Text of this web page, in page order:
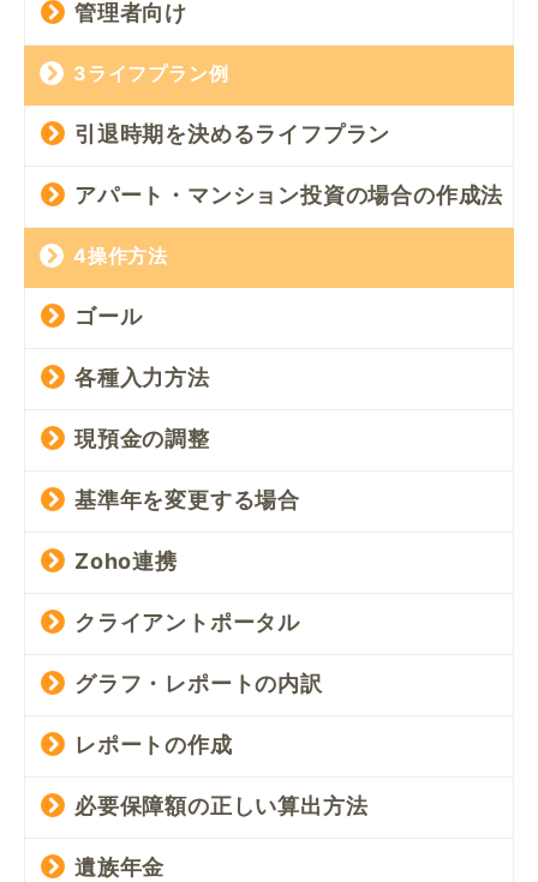
管理者向け
3ライフプラン例
引退時期を決めるライフプラン
アパート・マンション投資の場合の作成法
4操作方法
ゴール
各種入力方法
現預金の調整
基準年を変更する場合
Zoho連携
クライアントポータル
グラフ・レポートの内訳
レポートの作成
必要保障額の正しい算出方法
遺族年金